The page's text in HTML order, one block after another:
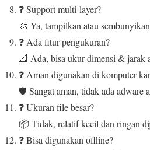
❓ Support multi-layer?
🎨 Ya, tampilkan atau
❓ Ada fitur pengukuran?
📐 Ada, bisa ukur dimensi & jarak
❓ Aman digunakan di komputer
🛡️ Sangat aman, tidak ada adware
❓ Ukuran file besar?
📦 Tidak, relatif kecil dan ringan
❓ Bisa digunakan offline?